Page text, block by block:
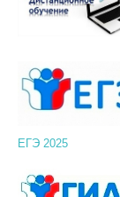
ЕГЭ 2025